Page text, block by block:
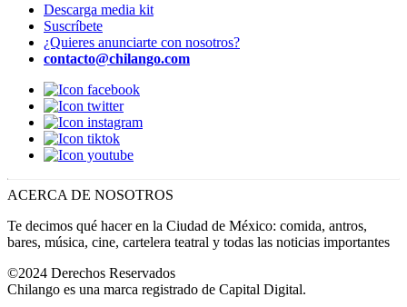
Descarga media kit
Suscríbete
¿Quieres anunciarte con nosotros?
contacto@chilango.com
ACERCA DE NOSOTROS
Te decimos qué hacer en la Ciudad de México: comida, antros,
bares, música, cine, cartelera teatral y todas las noticias importantes
©2024 Derechos Reservados
Chilango es una marca registrado de Capital Digital.